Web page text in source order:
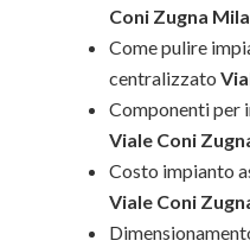
Coni Zugna
Come pulire
centralizzato
Componenti per
Viale Coni
Costo impianto
Viale Coni